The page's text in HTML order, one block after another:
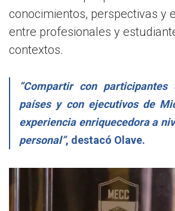
conocimientos, perspectivas y
entre profesionales y
contextos.
“Compartir con
países y con ejecutivos de
experiencia enriquecedora a
personal”, destacó Olave.